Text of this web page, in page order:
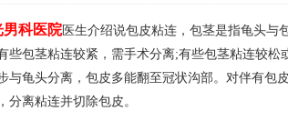
男科医院医生介绍说包皮粘连，包茎是指龟头与
些包茎粘连较紧，需手术分离;有些包茎粘连较
与龟头分离，包皮多能翻至冠状沟部。对伴有包
分离粘连并切除包皮。